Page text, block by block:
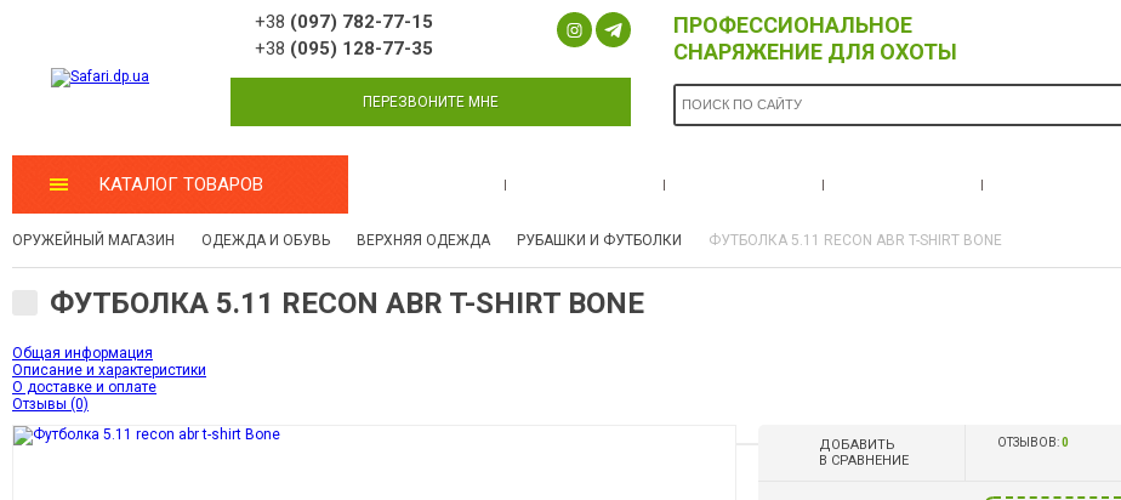
+38 (097) 782-77-15
+38 (095) 128-77-35
ПЕРЕЗВОНИТЕ МНЕ
ПРОФЕССИОНАЛЬНОЕ
СНАРЯЖЕНИЕ ДЛЯ ОХОТЫ
КАТАЛОГ ТОВАРОВ
ОРУЖЕЙНЫЙ МАГАЗИН ОДЕЖДА И ОБУВЬ ВЕРХНЯЯ ОДЕЖДА РУБАШКИ И ФУТБОЛКИ ФУТБОЛКА 5.11 RECON ABR T-SHIRT BONE
ФУТБОЛКА 5.11 RECON ABR T-SHIRT BONE
Общая информация
Описание и характеристики
О доставке и оплате
Отзывы (0)
ДОБАВИТЬ
В СРАВНЕНИЕ
ОТЗЫВОВ:0